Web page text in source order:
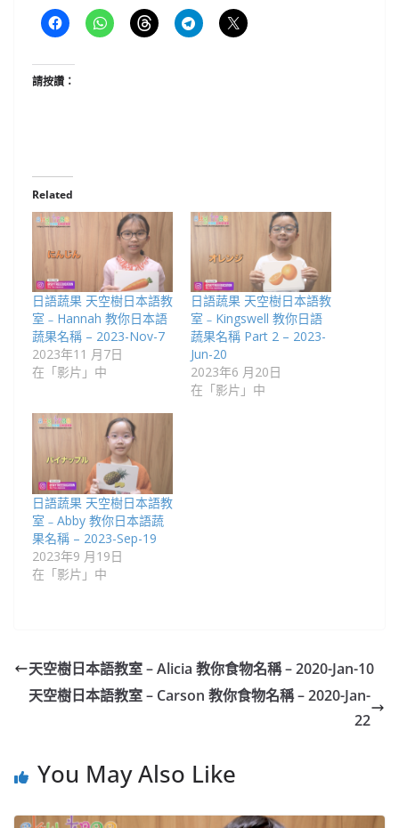
請按讚：
Related
日語蔬果 天空樹日本語教
室﹣Hannah 教你日本語
蔬果名稱 – 2023-Nov-7
2023年11 月7日
在「影片」中
日語蔬果 天空樹日本語教
室﹣Kingswell 教你日語
蔬果名稱 Part 2 – 2023-
Jun-20
2023年6 月20日
在「影片」中
日語蔬果 天空樹日本語教
室﹣Abby 教你日本語蔬
果名稱 – 2023-Sep-19
2023年9 月19日
在「影片」中
天空樹日本語教室 – Alicia​ 教你食物名稱 – 2020-Jan-10
天空樹日本語教室 – Carson​ 教你食物名稱 – 2020-Jan-
22
You May Also Like